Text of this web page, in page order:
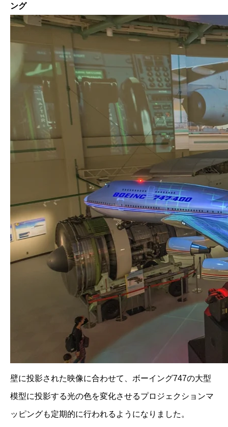
ング
壁に投影された映像に合わせて、ボーイング747の大型
模型に投影する光の色を変化させるプロジェクションマ
ッピングも定期的に行われるようになりました。